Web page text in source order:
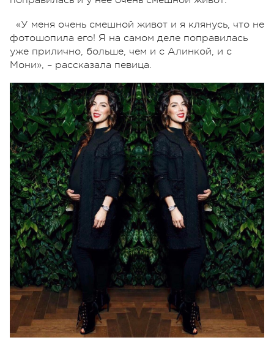
«У меня очень смешной живот и я клянусь, что не
фотошопила его! Я на самом деле поправилась
уже прилично, больше, чем и с Алинкой, и с
Мони», – рассказала певица.